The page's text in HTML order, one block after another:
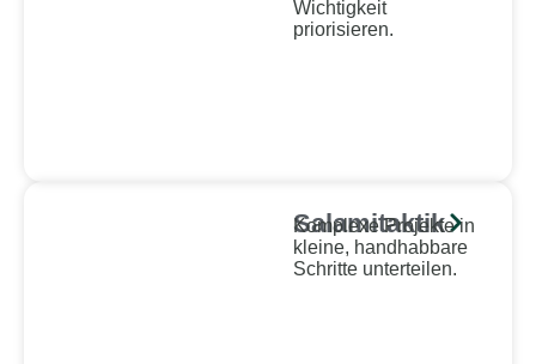
Wichtigkeit
priorisieren.
Salamitaktik
Komplexe Projekte in
kleine, handhabbare
Schritte unterteilen.